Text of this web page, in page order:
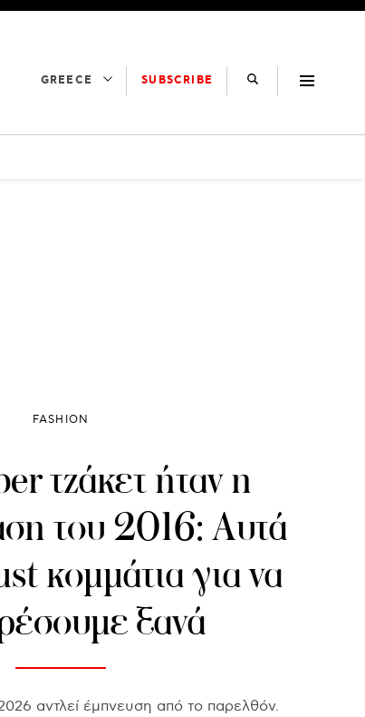
GREECE SUBSCRIBE
FASHION
τζάκετ ήταν η
του 2016: Αυτά
κομμάτια για να
ξανά
αντλεί έμπνευση από το παρελθόν.